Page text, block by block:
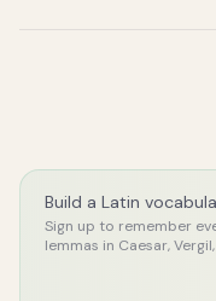
Build a Latin
Sign up to remember
lemmas in Caesar,